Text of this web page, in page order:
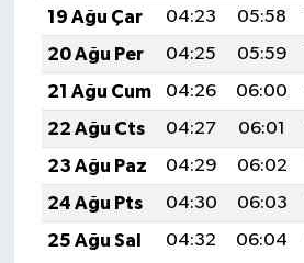
19 Ağu Çar
04:23 05:58
20 Ağu Per
04:25 05:59
21 Ağu Cum
04:26 06:00
22 Ağu Cts
04:27 06:01
23 Ağu Paz
04:29 06:02
24 Ağu Pts
04:30 06:03
25 Ağu Sal
04:32 06:04